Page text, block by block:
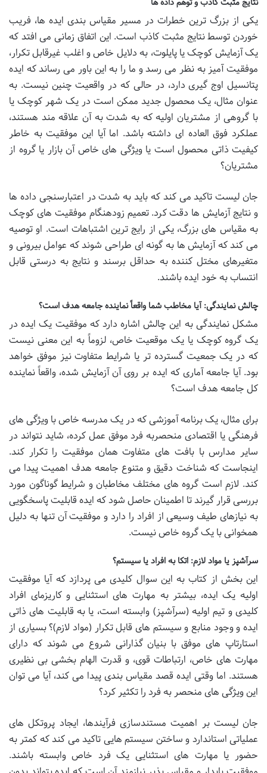
یکی از بزرگ ترین خطرات در مسیر مقیاس بندی ایده ها، فریب
خوردن توسط نتایج مثبت کاذب است. این اتفاق زمانی می افتد که
یک آزمایش کوچک یا پایلوت، به دلایل خاص و اغلب غیرقابل تکرار،
موفقیت آمیز به نظر می رسد و ما را به این باور می رساند که ایده
پتانسیل اوج گیری دارد، در حالی که در واقعیت چنین نیست. به
عنوان مثال، یک محصول جدید ممکن است در یک شهر کوچک یا
با گروهی از مشتریان اولیه که به شدت به آن علاقه مند هستند،
عملکرد فوق العاده ای داشته باشد. اما آیا این موفقیت به خاطر
کیفیت ذاتی محصول است یا ویژگی های خاص آن بازار یا گروه از
مشتریان؟
جان لیست تاکید می کند که باید به شدت در اعتبارسنجی داده ها
و نتایج آزمایش ها دقت کرد. تعمیم زودهنگام موفقیت های کوچک
به مقیاس های بزرگ، یکی از رایج ترین اشتباهات است. او توصیه
می کند که آزمایش ها به گونه ای طراحی شوند که عوامل بیرونی و
متغیرهای مختل کننده به حداقل برسند و نتایج به درستی قابل
انتساب به خود ایده باشند.
چالش نمایندگی: آیا مخاطب شما واقعاً نماینده جامعه هدف است؟
مشکل نمایندگی به این چالش اشاره دارد که موفقیت یک ایده در
یک گروه کوچک یا یک موقعیت خاص، لزوماً به این معنی نیست
که در یک جمعیت گسترده تر یا شرایط متفاوت نیز موفق خواهد
بود. آیا جامعه آماری که ایده بر روی آن آزمایش شده، واقعاً نماینده
کل جامعه هدف است؟
برای مثال، یک برنامه آموزشی که در یک مدرسه خاص با ویژگی های
فرهنگی یا اقتصادی منحصربه فرد موفق عمل کرده، شاید نتواند در
سایر مدارس با بافت های متفاوت همان موفقیت را تکرار کند.
اینجاست که شناخت دقیق و متنوع جامعه هدف اهمیت پیدا می
کند. لازم است گروه های مختلف مخاطبان و شرایط گوناگون مورد
بررسی قرار گیرند تا اطمینان حاصل شود که ایده قابلیت پاسخگویی
به نیازهای طیف وسیعی از افراد را دارد و موفقیت آن تنها به دلیل
همخوانی با یک گروه خاص نیست.
سرآشپز یا مواد لازم: اتکا به افراد یا سیستم؟
این بخش از کتاب به این سوال کلیدی می پردازد که آیا موفقیت
اولیه یک ایده، بیشتر به مهارت های استثنایی و کاریزمای افراد
کلیدی و تیم اولیه (سرآشپز) وابسته است، یا به قابلیت های ذاتی
ایده و وجود منابع و سیستم های قابل تکرار (مواد لازم)؟ بسیاری از
استارتاپ های موفق با بنیان گذارانی شروع می شوند که دارای
مهارت های خاص، ارتباطات قوی، و قدرت الهام بخشی بی نظیری
هستند. اما وقتی ایده قصد مقیاس بندی پیدا می کند، آیا می توان
این ویژگی های منحصر به فرد را تکثیر کرد؟
جان لیست بر اهمیت مستندسازی فرآیندها، ایجاد پروتکل های
عملیاتی استاندارد و ساختن سیستم هایی تاکید می کند که کمتر به
حضور یا مهارت های استثنایی یک فرد خاص وابسته باشند.